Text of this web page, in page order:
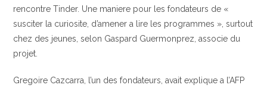
rencontre Tinder. Une maniere pour les fondateurs de «
susciter la curiosite, d’amener a lire les programmes », surtout
chez des jeunes, selon Gaspard Guermonprez, associe du
projet.
Gregoire Cazcarra, l’un des fondateurs, avait explique a l’AFP